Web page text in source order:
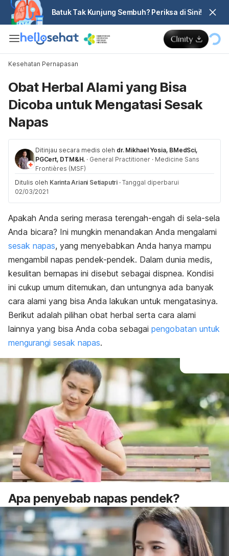
Batuk Tak Kunjung Sembuh? Periksa di Sini!
Kesehatan Pernapasan
Obat Herbal Alami yang Bisa
Dicoba untuk Mengatasi Sesak
Napas
Ditinjau secara medis oleh dr. Mikhael Yosia, BMedSci,
PGCert, DTM&H. · General Practitioner · Medicine Sans
Frontières (MSF)
Ditulis oleh Karinta Ariani Setiaputri · Tanggal diperbarui
02/03/2021
Apakah Anda sering merasa terengah-engah di sela-sela
Anda bicara? Ini mungkin menandakan Anda mengalami
sesak napas, yang menyebabkan Anda hanya mampu
mengambil napas pendek-pendek. Dalam dunia medis,
kesulitan bernapas ini disebut sebagai dispnea. Kondisi
ini cukup umum ditemukan, dan untungnya ada banyak
cara alami yang bisa Anda lakukan untuk mengatasinya.
Berikut adalah pilihan obat herbal serta cara alami
lainnya yang bisa Anda coba sebagai pengobatan untuk
mengurangi sesak napas.
Apa penyebab napas pendek?